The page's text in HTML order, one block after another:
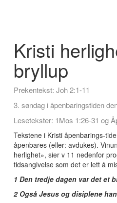
Kristi
bryllup
Prekentekst: Joh 2:1-11
3. søndag i åpenbaringstiden
Lesetekster: 1Mos 1:26-31 og
Tekstene i Kristi åpenbarings-
åpenbares (eller: avdukes).
herlighet», sier v 11 nedenfor
tidsangivelse som det er lett å
1 Den tredje dagen var det et
2 Også Jesus og disiplene